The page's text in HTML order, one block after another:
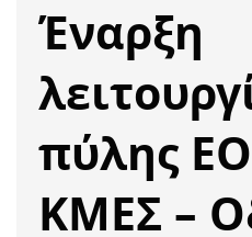
Έναρξη
πύλης
ΚΜΕΣ –